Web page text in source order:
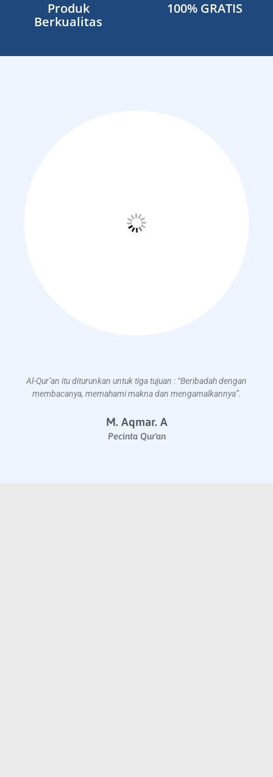
Produk
Berkualitas
100% GRATIS
Al-Qur’an itu diturunkan untuk tiga tujuan : “Beribadah dengan
membacanya, memahami makna dan mengamalkannya”.
M. Aqmar. A
Pecinta Qur'an